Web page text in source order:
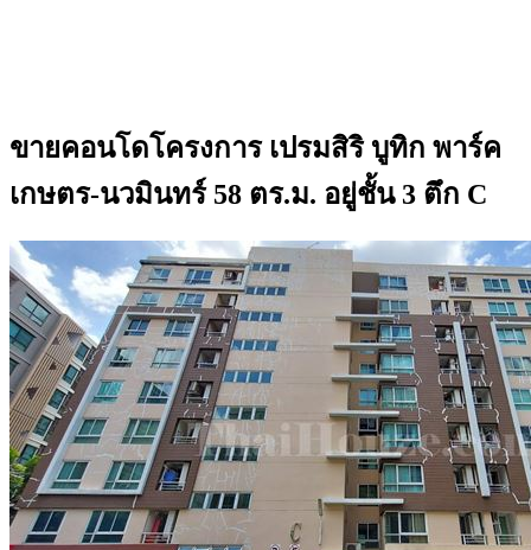
ขายคอนโดโครงการ เปรมสิริ บูทิก พาร์ค
เกษตร-นวมินทร์ 58 ตร.ม. อยู่ชั้น 3 ตึก C